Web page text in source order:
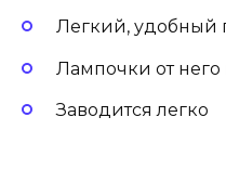
Легкий, удобный
Лампочки от
Заводится легко